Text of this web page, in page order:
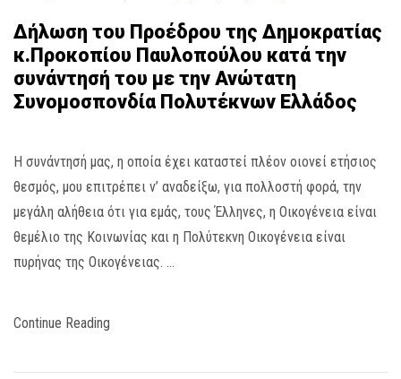
Δήλωση του Προέδρου της Δημοκρατίας
κ.Προκοπίου Παυλοπούλου κατά την
συνάντησή του με την Ανώτατη
Συνομοσπονδία Πολυτέκνων Ελλάδος
Η συνάντησή μας, η οποία έχει καταστεί πλέον οιονεί ετήσιος
θεσμός, μου επιτρέπει ν’ αναδείξω, για πολλοστή φορά, την
μεγάλη αλήθεια ότι για εμάς, τους Έλληνες, η Οικογένεια είναι
θεμέλιο της Κοινωνίας και η Πολύτεκνη Οικογένεια είναι
πυρήνας της Οικογένειας. …
Continue Reading